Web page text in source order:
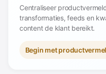
Centraliseer
transformaties, feeds en
content de klant bereikt.
Begin met